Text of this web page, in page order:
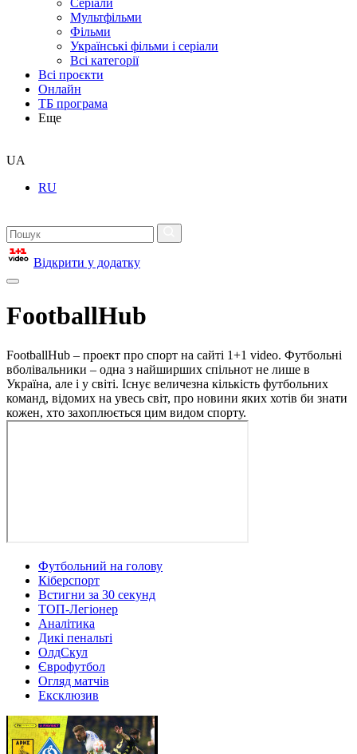
Серіали
Мультфільми
Фільми
Українські фільми і серіали
Всі категорії
Всі проєкти
Онлайн
ТБ програма
Еще
UA
RU
Відкрити у додатку
FootballHub
FootballHub – проект про спорт на сайті 1+1 video. Футбольні
вболівальники – одна з найширших спільнот не лише в
Україна, але і у світі. Існує величезна кількість футбольних
команд, відомих на увесь світ, про новини яких хотів би знати
кожен, хто захоплюється цим видом спорту.
Футбольний на голову
Кіберспорт
Встигни за 30 секунд
ТОП-Легіонер
Аналітика
Дикі пенальті
ОлдСкул
Єврофутбол
Огляд матчів
Ексклюзив